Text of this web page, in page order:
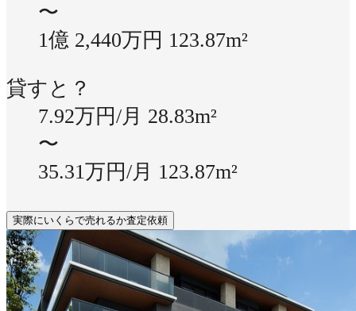
〜
1億 2,440万円 123.87m²
貸すと？
7.92万円/月 28.83m²
〜
35.31万円/月 123.87m²
実際にいくらで売れるか査定依頼